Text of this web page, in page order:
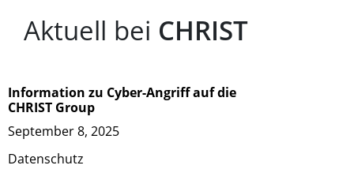
Aktuell bei CHRIST
Information zu Cyber-Angriff auf die
CHRIST Group
September 8, 2025
Datenschutz